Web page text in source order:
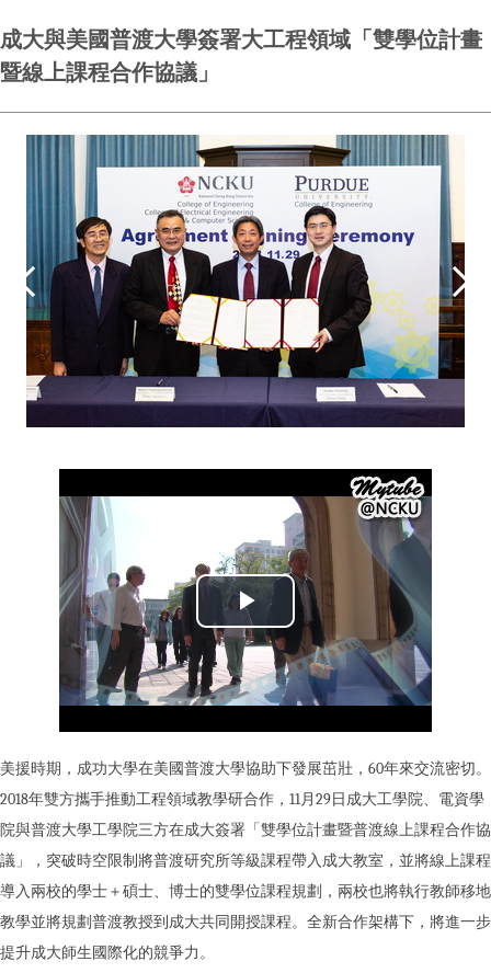
成大與美國普渡大學簽署大工程領域「雙學位計畫
暨線上課程合作協議」
美援時期，成功大學在美國普渡大學協助下發展茁壯，60年來交流密切。
2018年雙方攜手推動工程領域教學研合作，11月29日成大工學院、電資學
院與普渡大學工學院三方在成大簽署「雙學位計畫暨普渡線上課程合作協
議」，突破時空限制將普渡研究所等級課程帶入成大教室，並將線上課程
導入兩校的學士＋碩士、博士的雙學位課程規劃，兩校也將執行教師移地
教學並將規劃普渡教授到成大共同開授課程。全新合作架構下，將進一步
提升成大師生國際化的競爭力。